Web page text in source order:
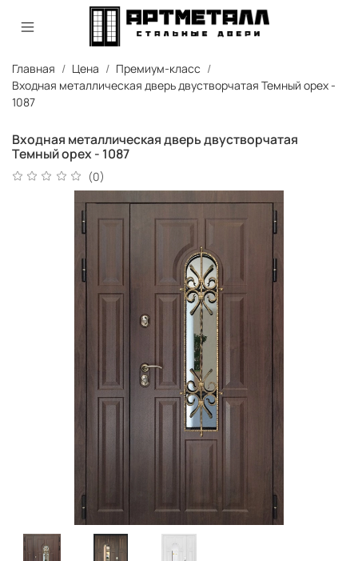
Главная Цена
Премиум-класс
Входная металлическая дверь двустворчатая Темный орех -
1087
Входная металлическая дверь двустворчатая
Темный орех - 1087
(0)